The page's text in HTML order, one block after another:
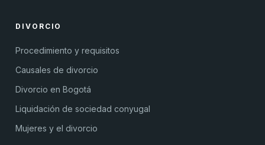
DIVORCIO
Procedimiento y requisitos
Causales de divorcio
Divorcio en Bogotá
Liquidación de sociedad conyugal
Mujeres y el divorcio